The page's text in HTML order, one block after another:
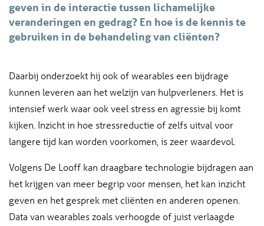
geven in de interactie tussen lichamelijke
veranderingen en gedrag? En hoe is de kennis te
gebruiken in de behandeling van cliënten?
Daarbij onderzoekt hij ook of wearables een bijdrage
kunnen leveren aan het welzijn van hulpverleners. Het is
intensief werk waar ook veel stress en agressie bij komt
kijken. Inzicht in hoe stressreductie of zelfs uitval voor
langere tijd kan worden voorkomen, is zeer waardevol.
Volgens De Looff kan draagbare technologie bijdragen aan
het krijgen van meer begrip voor mensen, het kan inzicht
geven en het gesprek met cliënten en anderen openen.
Data van wearables zoals verhoogde of juist verlaagde